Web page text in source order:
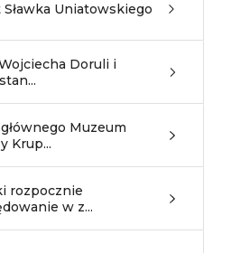
Uniatowskiego
Doruli i
Muzeum
Krup...
rozpocznie
w z...